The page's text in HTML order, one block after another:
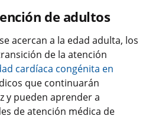
de adultos
acercan a la edad adulta, los
de la atención
cardíaca congénita en
que continuarán
y pueden aprender a
de atención médica de